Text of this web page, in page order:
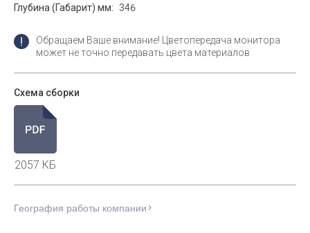
Глубина (Габарит) мм: 346
Обращаем Ваше внимание! Цветопередача монитора
может не точно передавать цвета материалов
Схема сборки
2057 КБ
География работы компании